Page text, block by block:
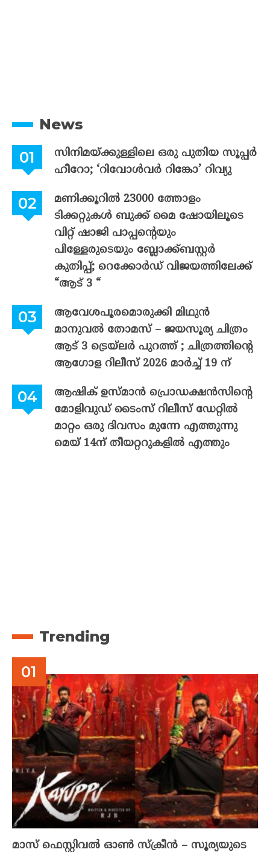
News
സിനിമയ്ക്കുള്ളിലെ ഒരു പുതിയ സൂപ്പർ
ഹീറോ; ‘റിവോൾവർ റിങ്കോ’ റിവ്യു
മണിക്കൂറിൽ 23000 ത്തോളം
ടിക്കറ്റുകൾ ബുക്ക് മൈ ഷോയിലൂടെ
വിറ്റ് ഷാജി പാപ്പന്റെയും
പിള്ളേരുടെയും ബ്ലോക്ക്ബസ്റ്റർ
കുതിപ്പ്; റെക്കോർഡ് വിജയത്തിലേക്ക്
“ആട് 3 “
ആവേശപൂരമൊരുക്കി മിഥുൻ
മാനുവൽ തോമസ് – ജയസൂര്യ ചിത്രം
ആട് 3 ട്രെയ്‌ലർ പുറത്ത് ; ചിത്രത്തിന്റെ
ആഗോള റിലീസ് 2026 മാർച്ച് 19 ന്
ആഷിക് ഉസ്മാൻ പ്രൊഡക്ഷൻസിന്റെ
മോളിവുഡ് ടൈംസ് റിലീസ് ഡേറ്റിൽ
മാറ്റം ഒരു ദിവസം മുന്നേ എത്തുന്നു
മെയ് 14ന് തീയറ്ററുകളിൽ എത്തും
Trending
മാസ് ഫെസ്റ്റിവൽ ഓൺ സ്‌ക്രീൻ – സൂര്യയുടെ